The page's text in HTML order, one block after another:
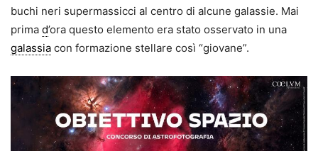
buchi neri supermassicci al centro di alcune galassie. Mai
prima d’ora questo elemento era stato osservato in una
galassia con formazione stellare così “giovane”.